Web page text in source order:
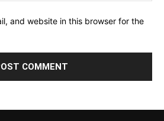
and website in this browser for the